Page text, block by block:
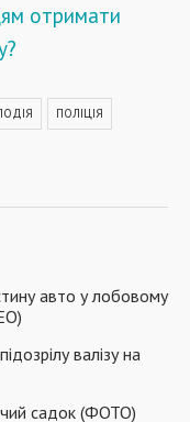
отримати
ПОЛІЦІЯ
авто у лобовому
валізу на
садок (ФОТО)